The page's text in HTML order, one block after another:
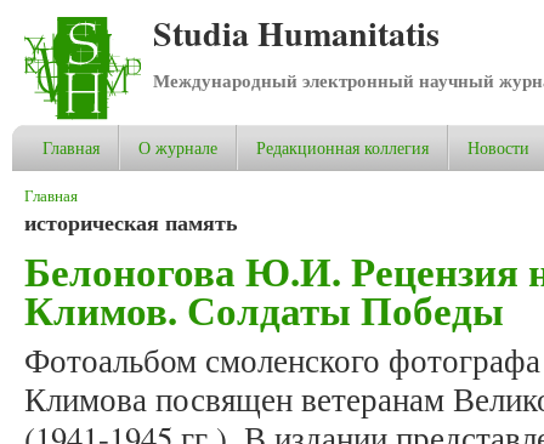
Studia Humanitatis
Международный электронный научный
Главная О журнале Редакционная коллегия Новости
Вы здесь
Главная
историческая память
Белоногова Ю.И. Рецензия
Климов. Солдаты Победы
Фотоальбом смоленского
Климова посвящен ветеранам